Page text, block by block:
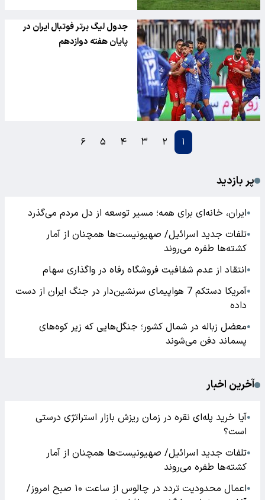
جدول لیگ برتر فوتبال ایران در
پایان هفته دوازدهم
۱ ۲ ۳ ۴ ۵ ۶
پر بازدید
●ایران، خانه‌ای برای همه؛ مسیر توسعه از دل مردم می‌گذرد
●تلفات جدید اسرائیل/ صهیونیست‌ها همچنان از آمار
کشته‌ها طفره می‌روند
●انتقاد از عدم شفافیت فروشگاه رفاه در واگذاری سهام
●
آمریکا دستکم 7 هواپیمای سرنشین‌دار در جنگ ایران از دست
داده
●معضل زباله در شمال کشور؛ جنگل‌هایی که زیر کوه‌های
پسماند دفن می‌شوند
آخرین اخبار
●آیا خرید پله‌ای نقره در زمان ریزش بازار استراتژی درستی
است؟
●تلفات جدید اسرائیل/ صهیونیست‌ها همچنان از آمار
کشته‌ها طفره می‌روند
●
اعمال محدودیت تردد در چالوس از ساعت ۱۰ صبح امروز/